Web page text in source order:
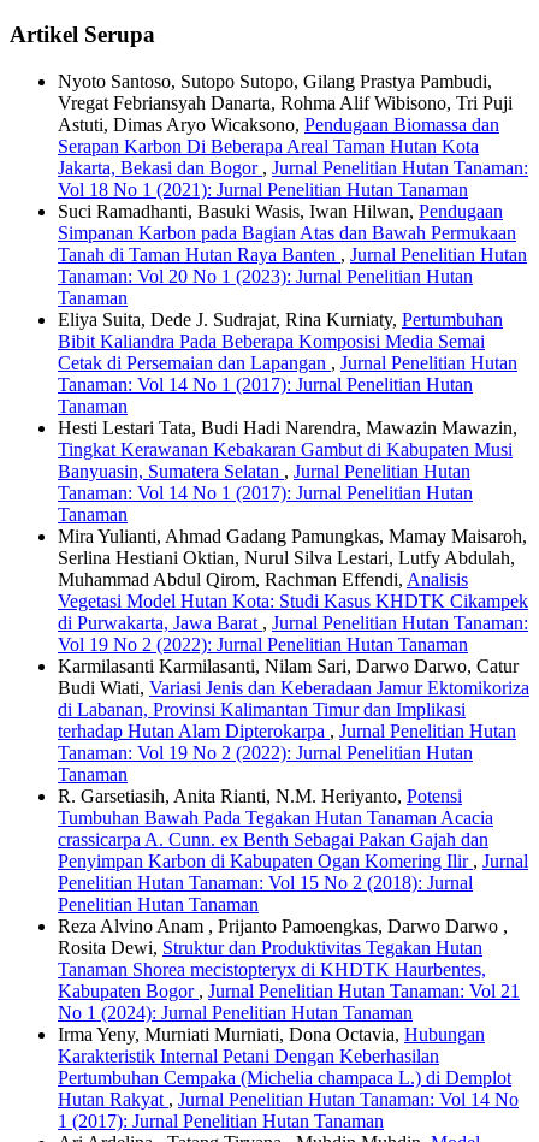
Artikel Serupa
Nyoto Santoso, Sutopo Sutopo, Gilang Prastya Pambudi,
Vregat Febriansyah Danarta, Rohma Alif Wibisono, Tri Puji
Astuti, Dimas Aryo Wicaksono, Pendugaan Biomassa dan
Serapan Karbon Di Beberapa Areal Taman Hutan Kota
Jakarta, Bekasi dan Bogor , Jurnal Penelitian Hutan Tanaman:
Vol 18 No 1 (2021): Jurnal Penelitian Hutan Tanaman
Suci Ramadhanti, Basuki Wasis, Iwan Hilwan, Pendugaan
Simpanan Karbon pada Bagian Atas dan Bawah Permukaan
Tanah di Taman Hutan Raya Banten , Jurnal Penelitian Hutan
Tanaman: Vol 20 No 1 (2023): Jurnal Penelitian Hutan
Tanaman
Eliya Suita, Dede J. Sudrajat, Rina Kurniaty, Pertumbuhan
Bibit Kaliandra Pada Beberapa Komposisi Media Semai
Cetak di Persemaian dan Lapangan , Jurnal Penelitian Hutan
Tanaman: Vol 14 No 1 (2017): Jurnal Penelitian Hutan
Tanaman
Hesti Lestari Tata, Budi Hadi Narendra, Mawazin Mawazin,
Tingkat Kerawanan Kebakaran Gambut di Kabupaten Musi
Banyuasin, Sumatera Selatan , Jurnal Penelitian Hutan
Tanaman: Vol 14 No 1 (2017): Jurnal Penelitian Hutan
Tanaman
Mira Yulianti, Ahmad Gadang Pamungkas, Mamay Maisaroh,
Serlina Hestiani Oktian, Nurul Silva Lestari, Lutfy Abdulah,
Muhammad Abdul Qirom, Rachman Effendi, Analisis
Vegetasi Model Hutan Kota: Studi Kasus KHDTK Cikampek
di Purwakarta, Jawa Barat , Jurnal Penelitian Hutan Tanaman:
Vol 19 No 2 (2022): Jurnal Penelitian Hutan Tanaman
Karmilasanti Karmilasanti, Nilam Sari, Darwo Darwo, Catur
Budi Wiati, Variasi Jenis dan Keberadaan Jamur Ektomikoriza
di Labanan, Provinsi Kalimantan Timur dan Implikasi
terhadap Hutan Alam Dipterokarpa , Jurnal Penelitian Hutan
Tanaman: Vol 19 No 2 (2022): Jurnal Penelitian Hutan
Tanaman
R. Garsetiasih, Anita Rianti, N.M. Heriyanto, Potensi
Tumbuhan Bawah Pada Tegakan Hutan Tanaman Acacia
crassicarpa A. Cunn. ex Benth Sebagai Pakan Gajah dan
Penyimpan Karbon di Kabupaten Ogan Komering Ilir , Jurnal
Penelitian Hutan Tanaman: Vol 15 No 2 (2018): Jurnal
Penelitian Hutan Tanaman
Reza Alvino Anam , Prijanto Pamoengkas, Darwo Darwo ,
Rosita Dewi, Struktur dan Produktivitas Tegakan Hutan
Tanaman Shorea mecistopteryx di KHDTK Haurbentes,
Kabupaten Bogor , Jurnal Penelitian Hutan Tanaman: Vol 21
No 1 (2024): Jurnal Penelitian Hutan Tanaman
Irma Yeny, Murniati Murniati, Dona Octavia, Hubungan
Karakteristik Internal Petani Dengan Keberhasilan
Pertumbuhan Cempaka (Michelia champaca L.) di Demplot
Hutan Rakyat , Jurnal Penelitian Hutan Tanaman: Vol 14 No
1 (2017): Jurnal Penelitian Hutan Tanaman